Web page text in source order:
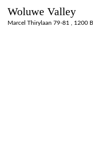
Woluwe Valley
Marcel Thirylaan 79-81 , 1200